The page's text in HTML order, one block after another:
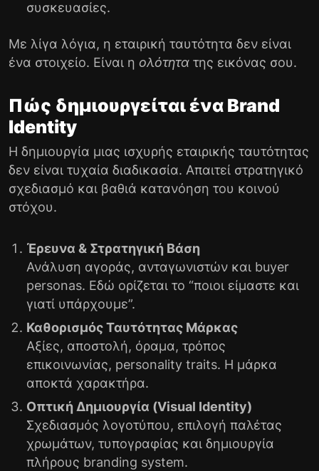
συσκευασίες.
Με λίγα λόγια, η εταιρική ταυτότητα δεν είναι
ένα στοιχείο. Είναι η ολότητα της εικόνας σου.
Πώς δημιουργείται ένα Brand
Identity
Η δημιουργία μιας ισχυρής εταιρικής ταυτότητας
δεν είναι τυχαία διαδικασία. Απαιτεί στρατηγικό
σχεδιασμό και βαθιά κατανόηση του κοινού
στόχου.
Έρευνα & Στρατηγική Βάση
Ανάλυση αγοράς, ανταγωνιστών και buyer
personas. Εδώ ορίζεται το “ποιοι είμαστε και
γιατί υπάρχουμε”.
Καθορισμός Ταυτότητας Μάρκας
Αξίες, αποστολή, όραμα, τρόπος
επικοινωνίας, personality traits. Η μάρκα
αποκτά χαρακτήρα.
Οπτική Δημιουργία (Visual Identity)
Σχεδιασμός λογοτύπου, επιλογή παλέτας
χρωμάτων, τυπογραφίας και δημιουργία
πλήρους branding system.